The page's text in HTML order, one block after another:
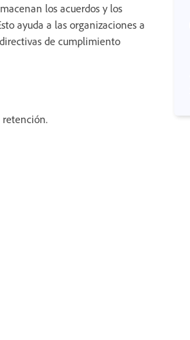
los acuerdos y los
ayuda a las organizaciones a
de cumplimiento
retención.